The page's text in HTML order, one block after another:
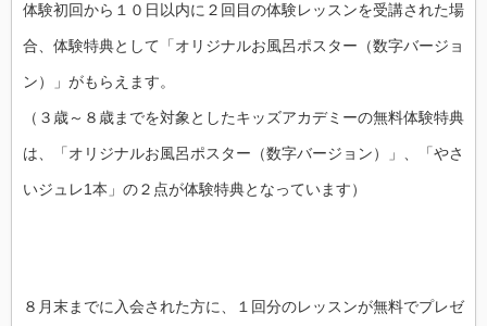
体験初回から１０日以内に２回目の体験レッスンを受講された場
合、体験特典として「オリジナルお風呂ポスター（数字バージョ
ン）」がもらえます。
（３歳～８歳までを対象としたキッズアカデミーの無料体験特典
は、「オリジナルお風呂ポスター（数字バージョン）」、「やさ
いジュレ1本」の２点が体験特典となっています）
８月末までに入会された方に、１回分のレッスンが無料でプレゼ